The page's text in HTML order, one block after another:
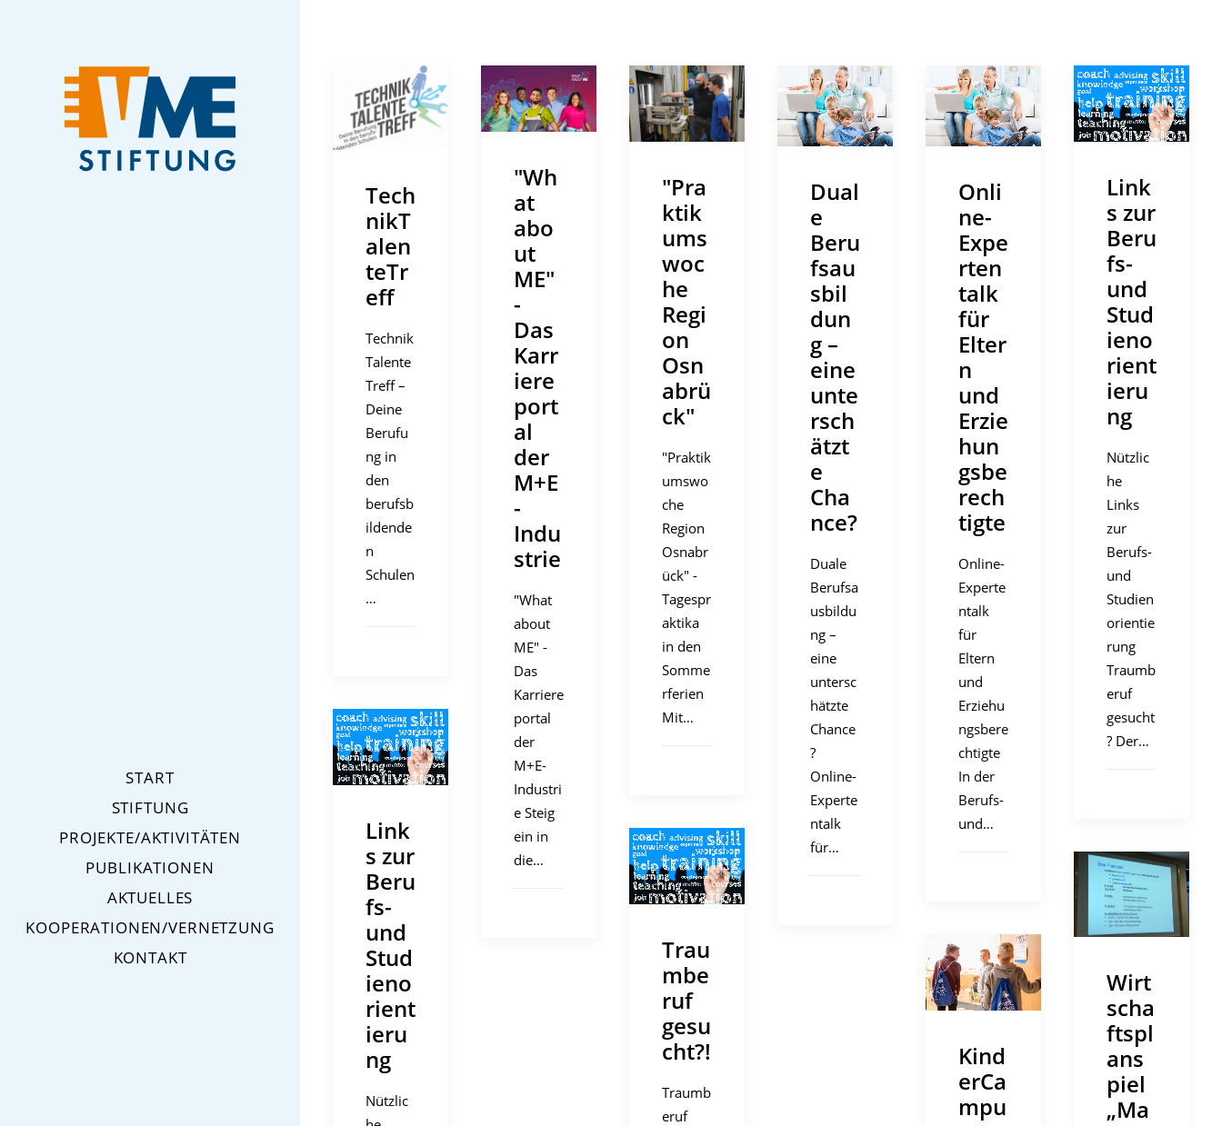
START
STIFTUNG
PROJEKTE/AKTIVITÄTEN
PUBLIKATIONEN
AKTUELLES
KOOPERATIONEN/VERNETZUNG
KONTAKT
Tech
nikT
alen
teTr
eff
Technik
Talente
Treff –
Deine
Berufu
ng in
den
berufsb
ildende
n
Schulen
…
"Wh
at
abo
ut
ME"
-
Das
Karr
iere
port
al
der
M+E
-
Indu
strie
"What
about
ME" -
Das
Karriere
portal
der
M+E-
Industri
e Steig
ein in
die…
"Pra
ktik
ums
woc
he
Regi
on
Osn
abrü
ck"
"Praktik
umswo
che
Region
Osnabr
ück" -
Tagespr
aktika
in den
Somme
rferien
Mit…
Dual
e
Beru
fsau
sbil
dun
g –
eine
unte
rsch
ätzt
e
Cha
nce?
Duale
Berufsa
usbildu
ng –
eine
untersc
hätzte
Chance
?
Online-
Experte
ntalk
für…
Onli
ne-
Expe
rten
talk
für
Elter
n
und
Erzie
hun
gsbe
rech
tigte
Online-
Experte
ntalk
für
Eltern
und
Erziehu
ngsbere
chtigte
In der
Berufs-
und…
Link
s zur
Beru
fs-
und
Stud
ieno
rient
ieru
ng
Nützlic
he
Links
zur
Berufs-
und
Studien
orientie
rung
Traumb
eruf
gesucht
? Der…
Link
s zur
Beru
fs-
und
Stud
ieno
rient
ieru
ng
Nützlic
Trau
mbe
ruf
gesu
cht?!
Traumb
eruf
Wirt
scha
ftspl
ans
piel
„Ma
Kind
erCa
mpu